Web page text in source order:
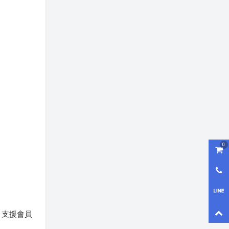
購
0
回
援會員